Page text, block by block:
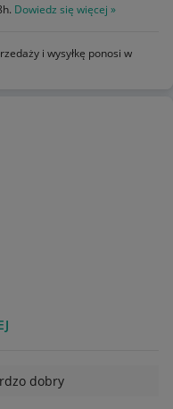
Dowiedz się więcej »
i wysyłkę ponosi w
Granica
dobry